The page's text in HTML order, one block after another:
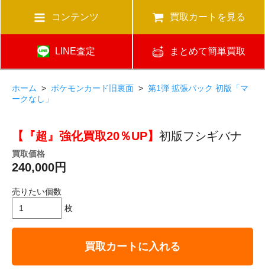
コンテンツ 買取カートを見る
LINE査定 まとめて簡単買取
ホーム > ポケモンカード旧裏面 > 第1弾 拡張パック 初版「マ
ークなし」
【『超』強化買取20％UP】 初版フシギバナ
買取価格
240,000円
売りたい個数
枚
買取カートに入れる